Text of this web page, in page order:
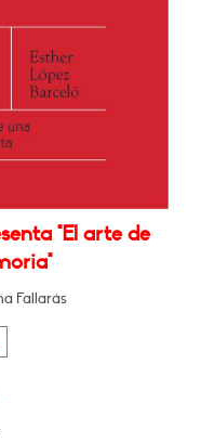
"El arte de
Fallarás